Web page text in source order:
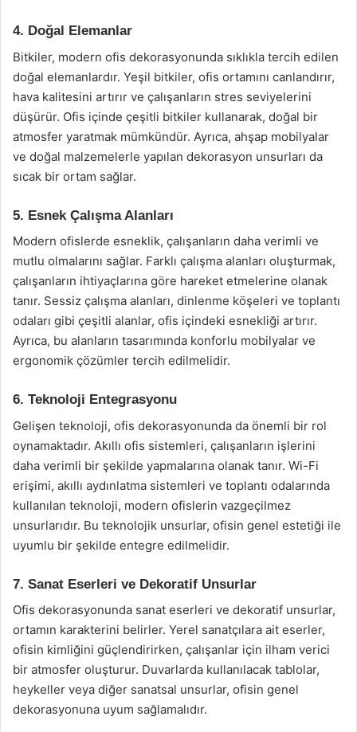
4. Doğal Elemanlar
Bitkiler, modern ofis dekorasyonunda sıklıkla tercih edilen
doğal elemanlardır. Yeşil bitkiler, ofis ortamını canlandırır,
hava kalitesini artırır ve çalışanların stres seviyelerini
düşürür. Ofis içinde çeşitli bitkiler kullanarak, doğal bir
atmosfer yaratmak mümkündür. Ayrıca, ahşap mobilyalar
ve doğal malzemelerle yapılan dekorasyon unsurları da
sıcak bir ortam sağlar.
5. Esnek Çalışma Alanları
Modern ofislerde esneklik, çalışanların daha verimli ve
mutlu olmalarını sağlar. Farklı çalışma alanları oluşturmak,
çalışanların ihtiyaçlarına göre hareket etmelerine olanak
tanır. Sessiz çalışma alanları, dinlenme köşeleri ve toplantı
odaları gibi çeşitli alanlar, ofis içindeki esnekliği artırır.
Ayrıca, bu alanların tasarımında konforlu mobilyalar ve
ergonomik çözümler tercih edilmelidir.
6. Teknoloji Entegrasyonu
Gelişen teknoloji, ofis dekorasyonunda da önemli bir rol
oynamaktadır. Akıllı ofis sistemleri, çalışanların işlerini
daha verimli bir şekilde yapmalarına olanak tanır. Wi-Fi
erişimi, akıllı aydınlatma sistemleri ve toplantı odalarında
kullanılan teknoloji, modern ofislerin vazgeçilmez
unsurlarıdır. Bu teknolojik unsurlar, ofisin genel estetiği ile
uyumlu bir şekilde entegre edilmelidir.
7. Sanat Eserleri ve Dekoratif Unsurlar
Ofis dekorasyonunda sanat eserleri ve dekoratif unsurlar,
ortamın karakterini belirler. Yerel sanatçılara ait eserler,
ofisin kimliğini güçlendirirken, çalışanlar için ilham verici
bir atmosfer oluşturur. Duvarlarda kullanılacak tablolar,
heykeller veya diğer sanatsal unsurlar, ofisin genel
dekorasyonuna uyum sağlamalıdır.